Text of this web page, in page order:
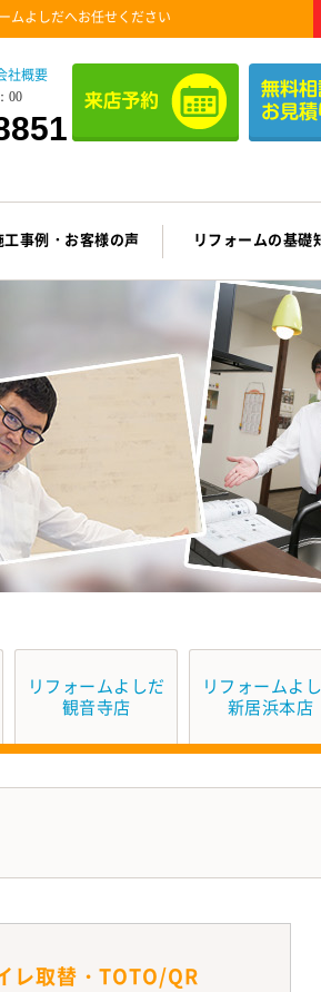
ムよしだへお任せください
社概要
00
工事例・お客様の声 リフォームの基礎
リフォームよしだ
観音寺店
リフォームよ
新居浜本店
レ取替・TOTO/QR